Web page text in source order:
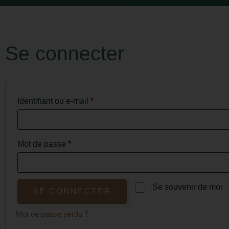
Se connecter
Identifiant ou e-mail *
Mot de passe *
Se souvenir de moi
SE CONNECTER
Mot de passe perdu ?